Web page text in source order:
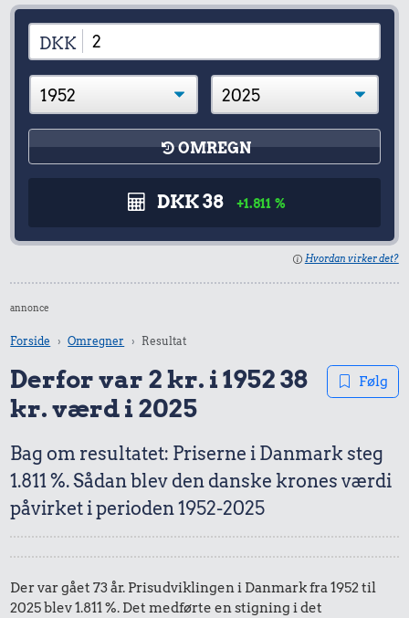
DKK
OMREGN
DKK 38 +1.811 %
Hvordan virker det?
annonce
Forside Omregner Resultat
Derfor var 2 kr. i 1952 38
kr. værd i 2025
Følg
Bag om resultatet: Priserne i Danmark steg
1.811 %. Sådan blev den danske krones værdi
påvirket i perioden 1952-2025
Der var gået 73 år. Prisudviklingen i Danmark fra 1952 til
2025 blev 1.811 %. Det medførte en stigning i det